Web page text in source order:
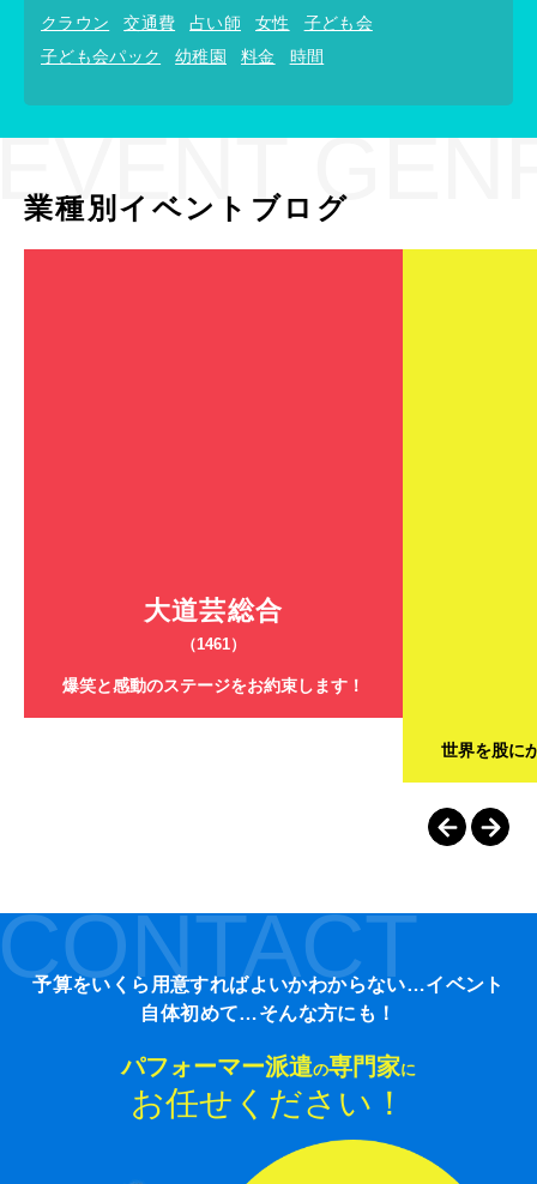
クラウン
交通費 占い師 女性
子ども会
子ども会パック
幼稚園 料金 時間
業種別イベントブログ
大道芸総合
（1461）
爆笑と感動のステージをお約束します！
世界を股に
予算をいくら用意すればよいかわからない…イベント
自体初めて…そんな方にも！
パフォーマー派遣の専門家に
お任せください！